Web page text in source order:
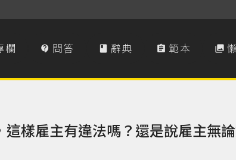
欄  問答  辭典  範本 
樣雇主有違法嗎？還是說雇主無